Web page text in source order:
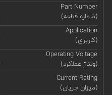
Part Number
(شماره قطعه)
Application
(کاربری)
Operating Voltage
(ولتاژ عملکرد)
Current Rating
(میزان جریان)